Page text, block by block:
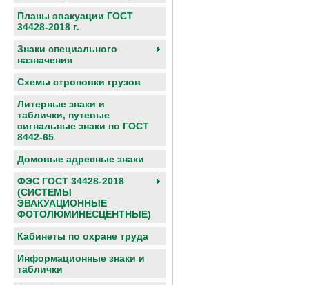
Планы эвакуации ГОСТ
34428-2018 г.
Знаки специального
назначения
Схемы строповки грузов
Литерные знаки и
таблички, путевые
сигнальные знаки по ГОСТ
8442-65
Домовые адресные знаки
ФЭС ГОСТ 34428-2018
(СИСТЕМЫ
ЭВАКУАЦИОННЫЕ
ФОТОЛЮМИНЕСЦЕНТНЫЕ)
Кабинеты по охране труда
Информационные знаки и
таблички